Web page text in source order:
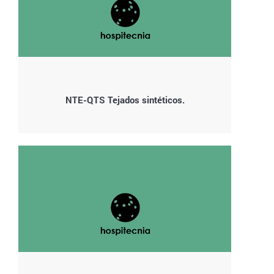
NTE-QTS Tejados sintéticos.